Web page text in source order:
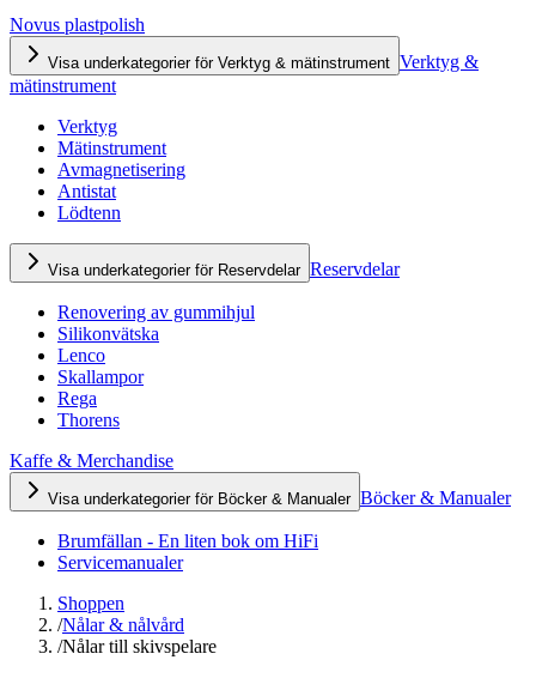
Novus plastpolish
Visa underkategorier för Verktyg & mätinstrument Verktyg &
mätinstrument
Verktyg
Mätinstrument
Avmagnetisering
Antistat
Lödtenn
Visa underkategorier för Reservdelar Reservdelar
Renovering av gummihjul
Silikonvätska
Lenco
Skallampor
Rega
Thorens
Kaffe & Merchandise
Visa underkategorier för Böcker & Manualer Böcker & Manualer
Brumfällan - En liten bok om HiFi
Servicemanualer
Shoppen
/Nålar & nålvård
/Nålar till skivspelare